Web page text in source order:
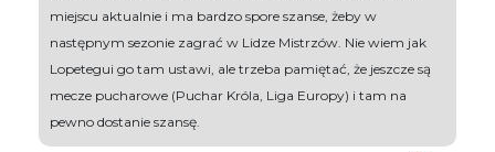
miejscu aktualnie i ma bardzo spore szanse, żeby w
następnym sezonie zagrać w Lidze Mistrzów. Nie wiem jak
Lopetegui go tam ustawi, ale trzeba pamiętać, że jeszcze są
mecze pucharowe (Puchar Króla, Liga Europy) i tam na
pewno dostanie szansę.